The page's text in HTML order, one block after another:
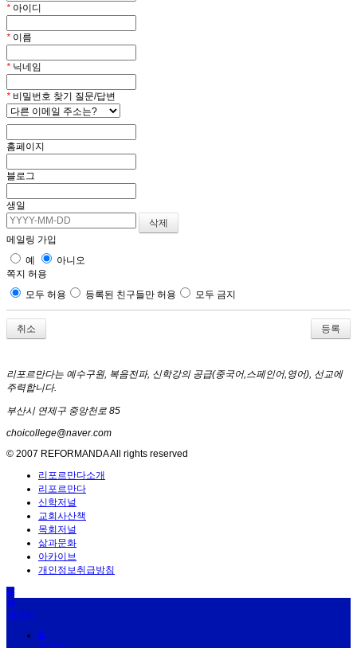
* 아이디
* 이름
* 닉네임
* 비밀번호 찾기 질문/답변
홈페이지
블로그
생일
메일링 가입
예
아니오
쪽지 허용
모두 허용
등록된 친구들만 허용 모두 금지
취소
리포르만다는 예수구원, 복음전파, 신학강의 공급(중국어,스페인어,영어), 선교에
주력합니다.
부산시 연제구 중앙천로 85
choicollege@naver.com
© 2007 REFORMANDA All rights reserved
리포르만다소개
리포르만다
신학저널
교회사산책
목회저널
삶과문화
아카이브
개인정보취급방침
HOME